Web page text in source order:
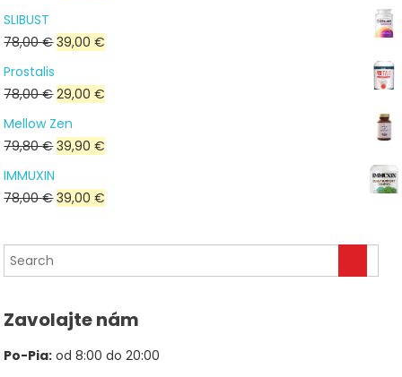
bola:
176,00 €.
SLIBUST
78,00€Pôvodná
bola:
78,00 €.
39,00€
je:
39,00 €.
Prostalis
78,00€Pôvodná
bola:
78,00 €.
29,00€
je:
29,00 €.
Mellow Zen
79,80€Pôvodná
bola:
79,80 €.
39,90€
je:
39,90 €.
IMMUXIN
78,00€Pôvodná
bola:
39,00€
je:
Zavolajte nám
Po-Pia: od 8:00 do 20:00